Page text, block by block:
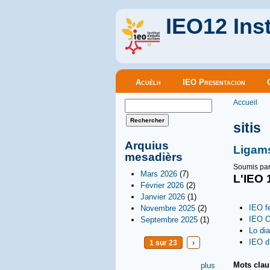
IEO12
Menu principal
Acuèlh IEO Presentacion
Formulaire de recherche
Arquius
mesadièrs
Mars 2026 (7)
Février 2026 (2)
Janvier 2026 (1)
Novembre 2025 (2)
Septembre 2025 (1)
1 sur 23 ›
plus
Vous
Accueil
sitis
Soumis
L'IEO
IEO
IEO
Lo
IEO
Mots